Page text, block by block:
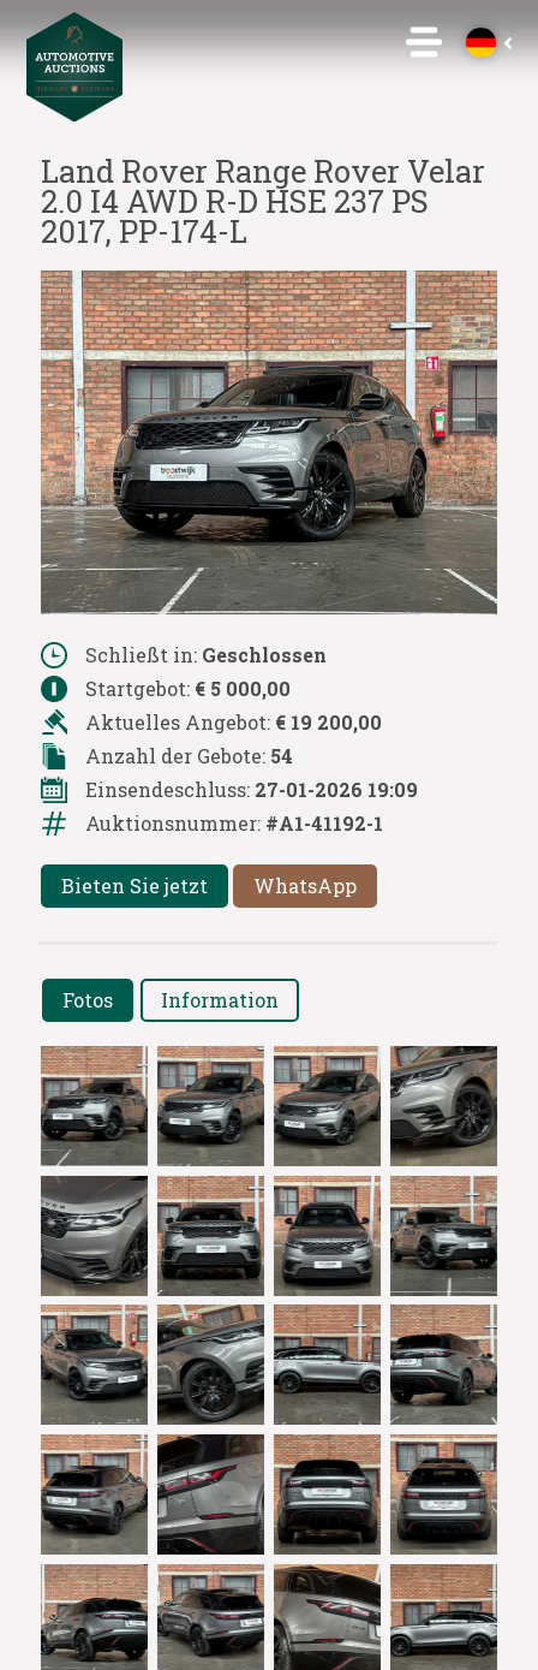
Land Rover Range Rover Velar
2.0 I4 AWD R-D HSE 237 PS
2017, PP-174-L
Schließt in: Geschlossen
Startgebot: € 5 000,00
Aktuelles Angebot: € 19 200,00
Anzahl der Gebote: 54
Einsendeschluss: 27-01-2026 19:09
Auktionsnummer: #A1-41192-1
Bieten Sie jetzt WhatsApp
Fotos Information